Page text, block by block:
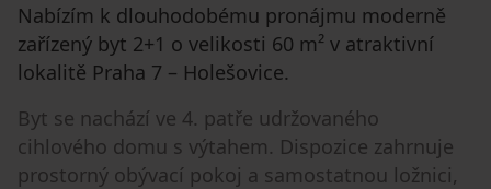
Nabízím k dlouhodobému pronájmu moderně
zařízený byt 2+1 o velikosti 60 m² v atraktivní
lokalitě Praha 7 – Holešovice.
Byt se nachází ve 4. patře udržovaného
cihlového domu s výtahem. Dispozice zahrnuje
prostorný obývací pokoj a samostatnou ložnici,